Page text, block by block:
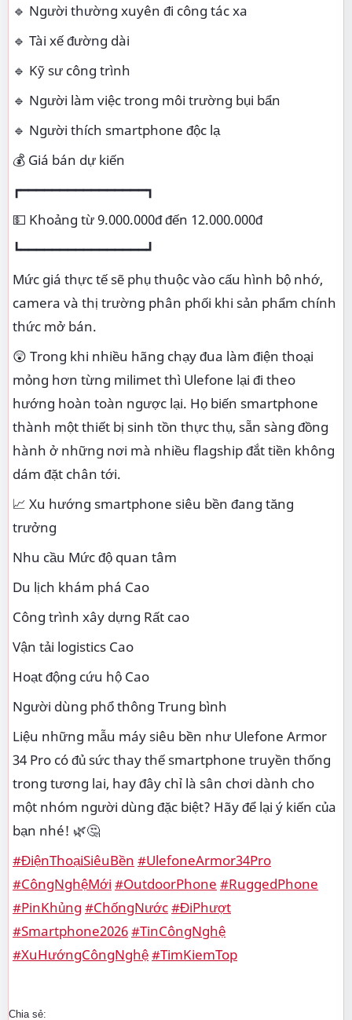
🔹 Người thường xuyên đi công tác xa
🔹 Tài xế đường dài
🔹 Kỹ sư công trình
🔹 Người làm việc trong môi trường bụi bẩn
🔹 Người thích smartphone độc lạ
💰 Giá bán dự kiến
┏━━━━━━━━━━━━━━━━┓
💵 Khoảng từ 9.000.000đ đến 12.000.000đ
┗━━━━━━━━━━━━━━━━┛
Mức giá thực tế sẽ phụ thuộc vào cấu hình bộ nhớ,
camera và thị trường phân phối khi sản phẩm chính
thức mở bán.
😲 Trong khi nhiều hãng chạy đua làm điện thoại
mỏng hơn từng milimet thì Ulefone lại đi theo
hướng hoàn toàn ngược lại. Họ biến smartphone
thành một thiết bị sinh tồn thực thụ, sẵn sàng đồng
hành ở những nơi mà nhiều flagship đắt tiền không
dám đặt chân tới.
📈 Xu hướng smartphone siêu bền đang tăng
trưởng
Nhu cầu Mức độ quan tâm
Du lịch khám phá Cao
Công trình xây dựng Rất cao
Vận tải logistics Cao
Hoạt động cứu hộ Cao
Người dùng phổ thông Trung bình
Liệu những mẫu máy siêu bền như Ulefone Armor
34 Pro có đủ sức thay thế smartphone truyền thống
trong tương lai, hay đây chỉ là sân chơi dành cho
một nhóm người dùng đặc biệt? Hãy để lại ý kiến của
bạn nhé! 🌿🤔
#ĐiệnThoạiSiêuBền #UlefoneArmor34Pro
#CôngNghệMới #OutdoorPhone #RuggedPhone
#PinKhủng #ChốngNước#ĐiPhượt
#Smartphone2026#TinCôngNghệ
#XuHướngCôngNghệ#TimKiemTop